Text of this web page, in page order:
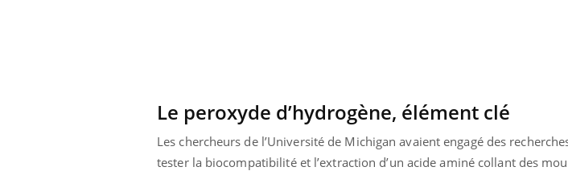
Le peroxyde d’hydrogène, élément clé
Les chercheurs de l’Université de Michigan avaient engagé des
tester la biocompatibilité et l’extraction d’un acide aminé collant des